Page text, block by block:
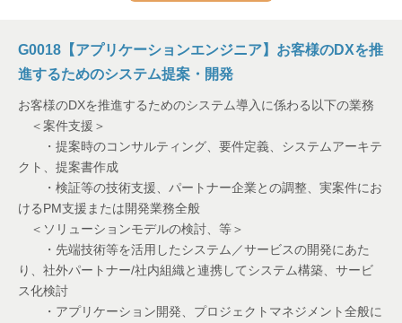
防災
ドローン
ファイバセンシング
建築・施工
G0018【アプリケーションエンジニア】お客様のDXを推
進するためのシステム提案・開発
お客様のDXを推進するためのシステム導入に係わる以下の業務
＜案件支援＞
・提案時のコンサルティング、要件定義、システムアーキテ
クト、提案書作成
・検証等の技術支援、パートナー企業との調整、実案件にお
けるPM支援または開発業務全般
＜ソリューションモデルの検討、等＞
・先端技術等を活用したシステム／サービスの開発にあた
り、社外パートナー/社内組織と連携してシステム構築、サービ
ス化検討
・アプリケーション開発、プロジェクトマネジメント全般に